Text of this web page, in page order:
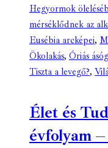
Hegyormok
mérséklődnek az
Eusébia arcképei,
Ökolakás, Óriás
Tiszta a levegő?,
Élet és
évfolyam